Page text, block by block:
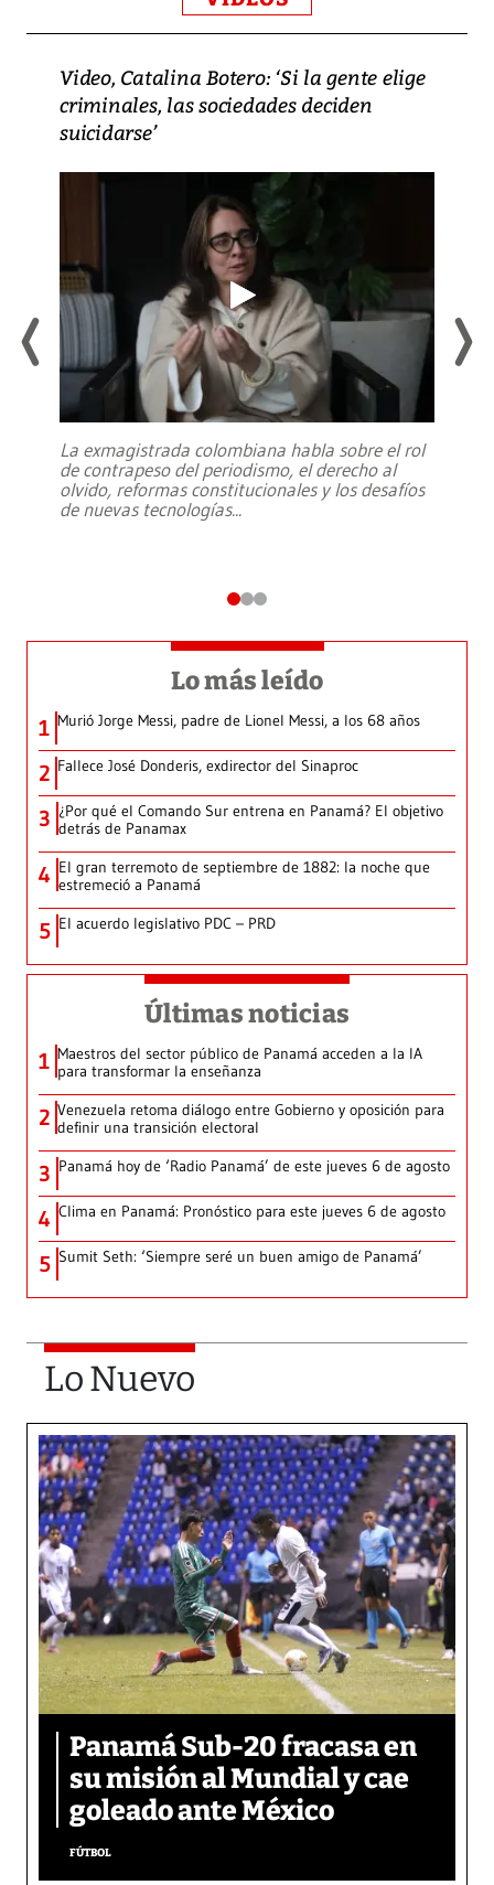
Video, Catalina Botero: ‘Si la gente elige
criminales, las sociedades deciden
suicidarse’
La exmagistrada colombiana habla sobre el rol
de contrapeso del periodismo, el derecho al
olvido, reformas constitucionales y los desafíos
de nuevas tecnologías...
Lo más leído
1 Murió Jorge Messi, padre de Lionel Messi, a los 68 años
2 Fallece José Donderis, exdirector del Sinaproc
3 ¿Por qué el Comando Sur entrena en Panamá? El objetivo
detrás de Panamax
4 El gran terremoto de septiembre de 1882: la noche que
estremeció a Panamá
5 El acuerdo legislativo PDC – PRD
Últimas noticias
1 Maestros del sector público de Panamá acceden a la IA
para transformar la enseñanza
2 Venezuela retoma diálogo entre Gobierno y oposición para
definir una transición electoral
3 Panamá hoy de ‘Radio Panamá’ de este jueves 6 de agosto
4 Clima en Panamá: Pronóstico para este jueves 6 de agosto
5 Sumit Seth: ‘Siempre seré un buen amigo de Panamá’
Lo Nuevo
Panamá Sub-20 fracasa en
su misión al Mundial y cae
goleado ante México
FÚTBOL